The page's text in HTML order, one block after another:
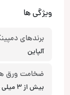
ویژگی ها
برندهای
آلپاین
ضخامت ورق
بیش از 3 میلی متر